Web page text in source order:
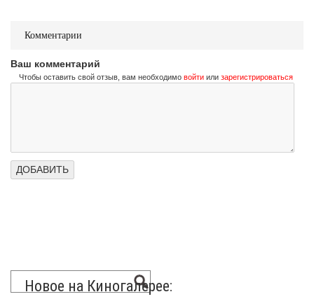
Трейлер (на русском)
Комментарии
Ваш комментарий
Чтобы оставить свой отзыв, вам необходимо войти или зарегистрироваться
Новое на Киногалерее: